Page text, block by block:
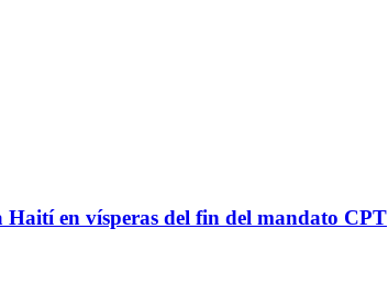
en vísperas del fin del mandato CPT